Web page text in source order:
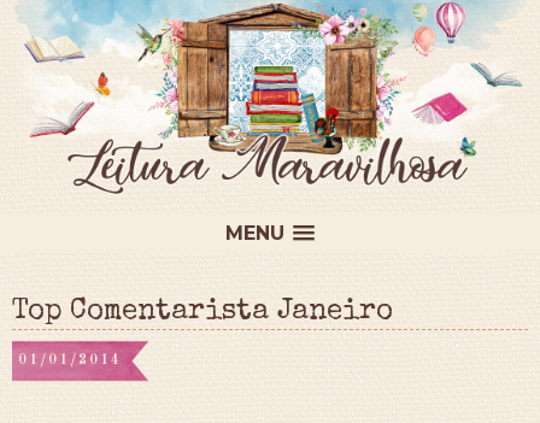
MENU
Top Comentarista Janeiro
01/01/2014